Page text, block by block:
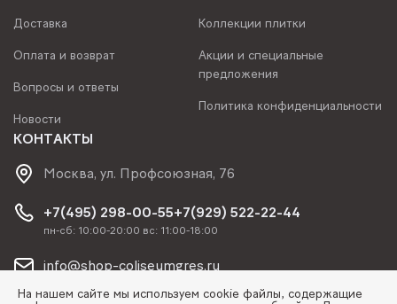
Доставка
Оплата и возврат
Вопросы и ответы
Новости
Коллекции плитки
Акции и специальные
предложения
Политика конфиденциальности
КОНТАКТЫ
Москва, ул. Профсоюзная, 76
+7(495) 298-00-55+7(929) 522-22-44
пн-сб: 10:00-20:00 вс: 11:00-18:00
info@shop-coliseumgres.ru
На нашем сайте мы используем cookie файлы, содержащие